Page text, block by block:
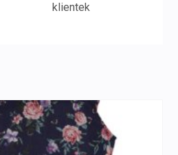
klientek